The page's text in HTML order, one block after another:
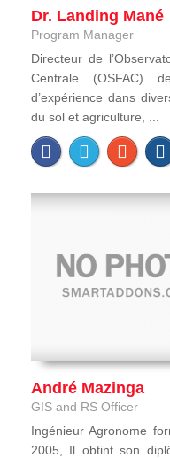
Dr. Landing Mané
Program Manager
Directeur de
Centrale (OSFAC)
d’expérience dans
du sol et agriculture, ...
André Mazinga
GIS and RS Officer
Ingénieur Agronome
2005, Il obtint son